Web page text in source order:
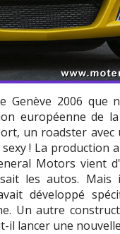
Genève 2006 que
européenne de
un roadster
! La production
Motors vient
les autos. Mais
développé
Un autre
il lancer une